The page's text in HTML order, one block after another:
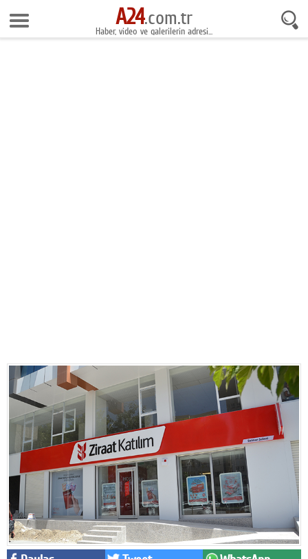
7 Ağustos 2026 18:13:09
Anasayfa
Politika
Dünya
Bilim
Kültür-sanat
Sağlık
Yazarlar
Künye
A24.com.tr
Haber, video ve galerilerin adresi...